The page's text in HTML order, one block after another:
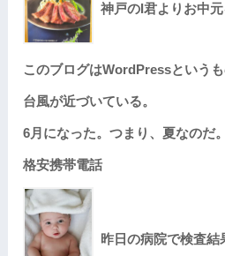
神戸のI君よりお中元
このブログはWordPressというも
台風が近づいている。
6月になった。つまり、夏なのだ。
格安携帯電話
昨日の病院で検査結